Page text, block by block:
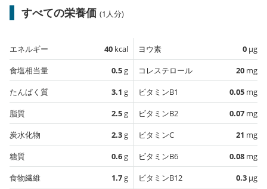
すべての栄養価 (1人分)
エネルギー 40 kcal
食塩相当量
0.5g
たんぱく質
3.1 g
脂質
2.5g
炭水化物
2.3g
糖質
0.6g
食物繊維
1.7g
ヨウ素 0 µg
コレステロール
20 mg
ビタミンB1
0.05 mg
ビタミンB2
0.07 mg
ビタミンC
21 mg
ビタミンB6
0.08 mg
ビタミンB12
0.3 µg